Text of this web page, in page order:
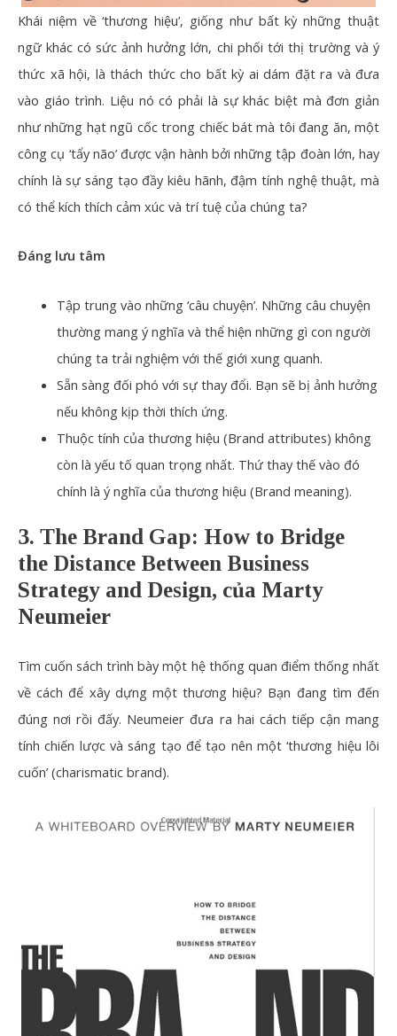
Khái niệm về ‘thương hiệu’, giống như bất kỳ những thuật
ngữ khác có sức ảnh hưởng lớn, chi phối tới thị trường và ý
thức xã hội, là thách thức cho bất kỳ ai dám đặt ra và đưa
vào giáo trình. Liệu nó có phải là sự khác biệt mà đơn giản
như những hạt ngũ cốc trong chiếc bát mà tôi đang ăn, một
công cụ ‘tẩy não’ được vận hành bởi những tập đoàn lớn, hay
chính là sự sáng tạo đầy kiêu hãnh, đậm tính nghệ thuật, mà
có thể kích thích cảm xúc và trí tuệ của chúng ta?
Đáng lưu tâm
Tập trung vào những ‘câu chuyện’. Những câu chuyện
thường mang ý nghĩa và thể hiện những gì con người
chúng ta trải nghiệm với thế giới xung quanh.
Sẵn sàng đối phó với sự thay đổi. Bạn sẽ bị ảnh hưởng
nếu không kịp thời thích ứng.
Thuộc tính của thương hiệu (Brand attributes) không
còn là yếu tố quan trọng nhất. Thứ thay thế vào đó
chính là ý nghĩa của thương hiệu (Brand meaning).
3. The Brand Gap: How to Bridge
the Distance Between Business
Strategy and Design, của Marty
Neumeier
Tìm cuốn sách trình bày một hệ thống quan điểm thống nhất
về cách để xây dựng một thương hiệu? Bạn đang tìm đến
đúng nơi rồi đấy. Neumeier đưa ra hai cách tiếp cận mang
tính chiến lược và sáng tạo để tạo nên một ‘thương hiệu lôi
cuốn’ (charismatic brand).